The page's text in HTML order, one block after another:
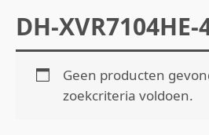
DH-XVR7104HE-
Geen producten
zoekcriteria voldoen.